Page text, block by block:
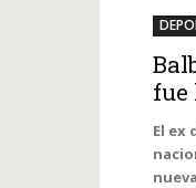
fue
El ex